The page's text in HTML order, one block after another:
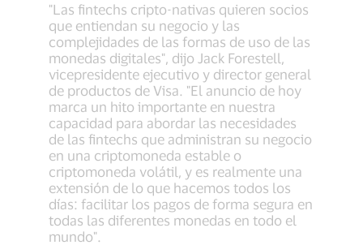
"Las fintechs cripto-nativas quieren socios
que entiendan su negocio y las
complejidades de las formas de uso de las
monedas digitales", dijo Jack Forestell,
vicepresidente ejecutivo y director general
de productos de Visa. "El anuncio de hoy
marca un hito importante en nuestra
capacidad para abordar las necesidades
de las fintechs que administran su negocio
en una criptomoneda estable o
criptomoneda volátil, y es realmente una
extensión de lo que hacemos todos los
días: facilitar los pagos de forma segura en
todas las diferentes monedas en todo el
mundo".